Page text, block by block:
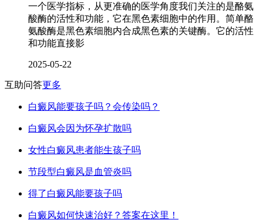
一个医学指标，从更准确的医学角度我们关注的是酪氨
酸酶的活性和功能，它在黑色素细胞中的作用。简单酪
氨酸酶是黑色素细胞内合成黑色素的关键酶。它的活性
和功能直接影
2025-05-22
互助问答更多
白癜风能要孩子吗？会传染吗？
白癜风会因为怀孕扩散吗
女性白癜风患者能生孩子吗
节段型白癜风是血管炎吗
得了白癜风能要孩子吗
白癜风如何快速治好？答案在这里！